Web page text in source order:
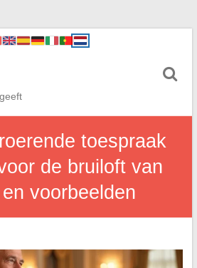
toespraak
de bruiloft van
voorbeelden